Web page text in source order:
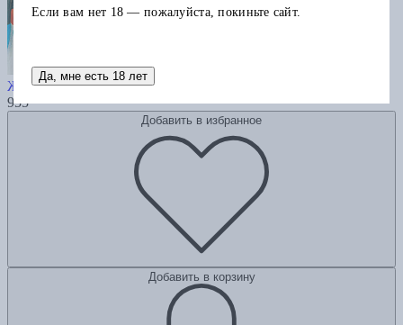
Жуков Игорь
955
Добавить в избранное
Добавить в корзину
Если вам нет 18 — пожалуйста, покиньте сайт.
Да, мне есть 18 лет